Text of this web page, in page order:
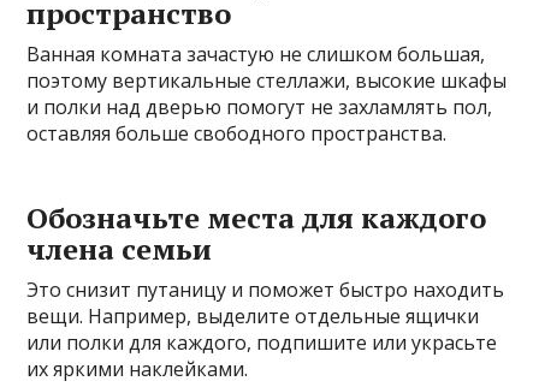
пространство
Ванная комната зачастую не слишком большая,
поэтому вертикальные стеллажи, высокие шкафы
и полки над дверью помогут не захламлять пол,
оставляя больше свободного пространства.
Обозначьте места для каждого
члена семьи
Это снизит путаницу и поможет быстро находить
вещи. Например, выделите отдельные ящички
или полки для каждого, подпишите или украсьте
их яркими наклейками.